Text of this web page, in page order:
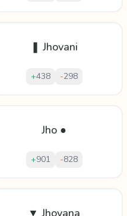
❚ Jhovani
+438 -298
Jho ●
+901 -828
▼ Jhovana